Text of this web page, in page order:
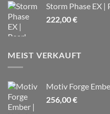
Storm Phase EX |
222,00€
MEIST VERKAUFT
Motiv Forge
256,00€